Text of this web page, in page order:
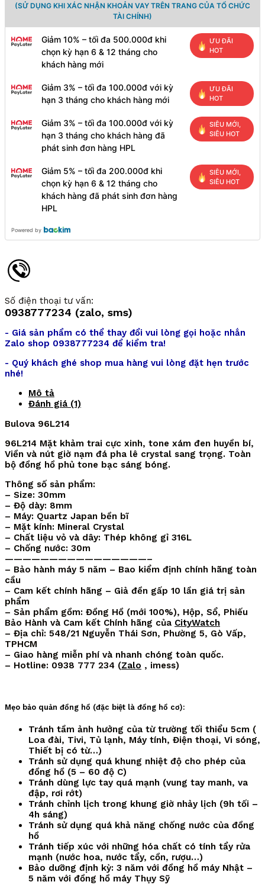
(SỬ DỤNG KHI XÁC NHẬN KHOẢN VAY TRÊN TRANG CỦA TỔ CHỨC
TÀI CHÍNH)
Giảm 10% – tối đa 500.000đ khi
chọn kỳ hạn 6 & 12 tháng cho
khách hàng mới
ƯU ĐÃI
HOT
Giảm 3% – tối đa 100.000đ với kỳ
hạn 3 tháng cho khách hàng mới
ƯU ĐÃI
HOT
Giảm 3% – tối đa 100.000đ với kỳ
hạn 3 tháng cho khách hàng đã
phát sinh đơn hàng HPL
SIÊU MỚI,
SIÊU HOT
Giảm 5% – tối đa 200.000đ khi
chọn kỳ hạn 6 & 12 tháng cho
khách hàng đã phát sinh đơn hàng
HPL
SIÊU MỚI,
SIÊU HOT
Powered by
Số điện thoại tư vấn:
0938777234 (zalo, sms)
- Giá sản phẩm có thể thay đổi vui lòng gọi hoặc nhắn
Zalo shop 0938777234 để kiểm tra!
- Quý khách ghé shop mua hàng vui lòng đặt hẹn trước
nhé!
Mô tả
Đánh giá (1)
Bulova 96L214
96L214 Mặt khảm trai cực xinh, tone xám đen huyền bí,
Viền và nút giờ nạm đá pha lê crystal sang trọng. Toàn
bộ đồng hồ phủ tone bạc sáng bóng.
Thông số sản phẩm:
– Size: 30mm
– Độ dày: 8mm
– Máy: Quartz Japan bền bĩ
– Mặt kính: Mineral Crystal
– Chất liệu vỏ và dây: Thép không gỉ 316L
– Chống nước: 30m
————————————————–
– Bảo hành máy 5 năm – Bao kiểm định chính hãng toàn
cầu
– Cam kết chính hãng – Giả đền gấp 10 lần giá trị sản
phẩm
– Sản phẩm gồm: Đồng Hồ (mới 100%), Hộp, Sổ, Phiếu
Bảo Hành và Cam kết Chính hãng của CityWatch
– Địa chỉ: 548/21 Nguyễn Thái Sơn, Phường 5, Gò Vấp,
TPHCM
– Giao hàng miễn phí và nhanh chóng toàn quốc.
– Hotline: 0938 777 234 (Zalo , imess)
Mẹo bảo quản đồng hồ (đặc biệt là đồng hồ cơ):
Tránh tầm ảnh hưởng của từ trường tối thiểu 5cm (
Loa đài, Tivi, Tủ lạnh, Máy tính, Điện thoại, Vi sóng,
Thiết bị có từ…)
Tránh sử dụng quá khung nhiệt độ cho phép của
đồng hồ (5 – 60 độ C)
Tránh dùng lực tay quá mạnh (vung tay manh, va
đập, rơi rớt)
Tránh chỉnh lịch trong khung giờ nhảy lịch (9h tối –
4h sáng)
Tránh sử dụng quá khả năng chống nước của đồng
hồ
Tránh tiếp xúc với những hóa chất có tính tẩy rửa
mạnh (nước hoa, nước tẩy, cồn, rượu…)
Bảo dưỡng định kỳ: 3 năm với đồng hồ máy Nhật –
5 năm với đồng hồ máy Thụy Sỹ